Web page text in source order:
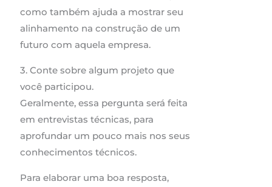
como também ajuda a mostrar seu
alinhamento na construção de um
futuro com aquela empresa.
3. Conte sobre algum projeto que
você participou.
Geralmente, essa pergunta será feita
em entrevistas técnicas, para
aprofundar um pouco mais nos seus
conhecimentos técnicos.
Para elaborar uma boa resposta,